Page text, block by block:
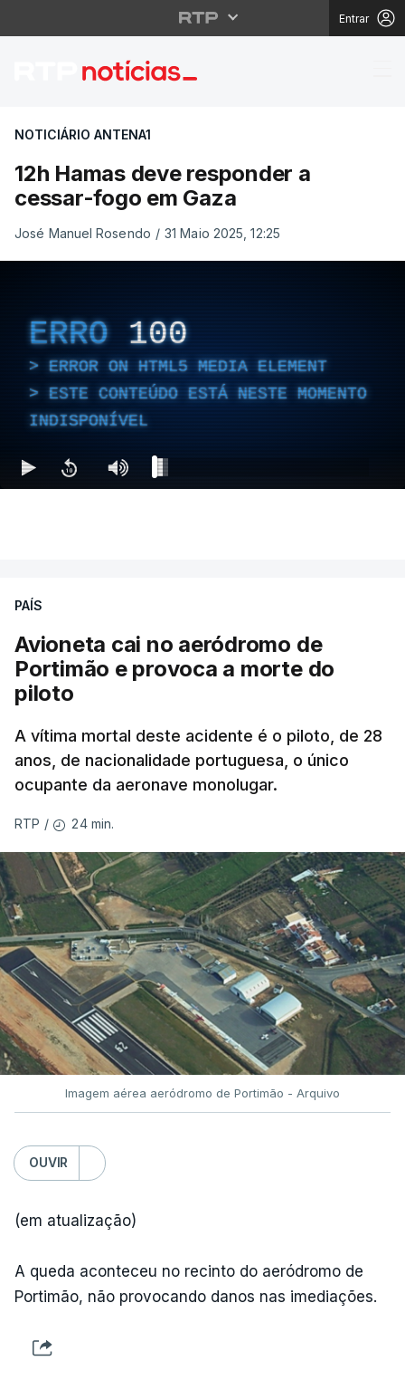
Entrar
12h Hamas deve
NOTICIÁRIO ANTENA1
12h Hamas deve responder a
cessar-fogo em Gaza
José Manuel Rosendo / 31 Maio 2025, 12:25
ERRO 100
ERROR ON HTML5 MEDIA ELEMENT
ESTE CONTEÚDO ESTÁ NESTE MOMENTO
INDISPONÍVEL
PAÍS
Avioneta cai no aeródromo de
Portimão e provoca a morte do
piloto
A vítima mortal deste acidente é o piloto, de 28
anos, de nacionalidade portuguesa, o único
ocupante da aeronave monolugar.
RTP / 24 min.
Imagem aérea aeródromo de Portimão - Arquivo
OUVIR
(em atualização)
A queda aconteceu no recinto do aeródromo de
Portimão, não provocando danos nas imediações.